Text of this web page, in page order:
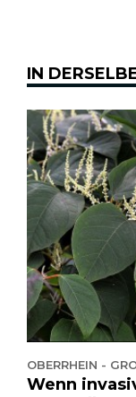
IN
OBERRHEIN -
Wenn